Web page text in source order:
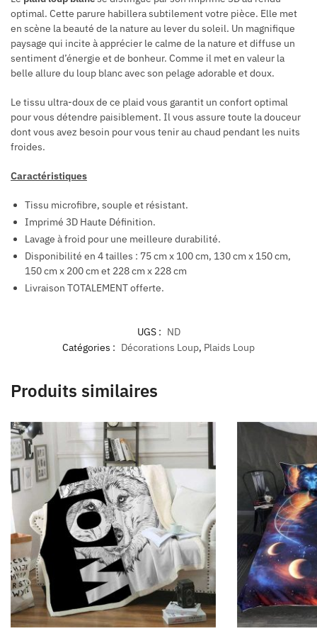
optimal. Cette parure habillera subtilement votre pièce. Elle met
en scène la beauté de la nature au lever du soleil. Un magnifique
paysage qui incite à apprécier le calme de la nature et diffuse un
sentiment d’énergie et de bonheur. Comme il met en valeur la
belle allure du loup blanc avec son pelage adorable et doux.
Le tissu ultra-doux de ce plaid vous garantit un confort optimal
pour vous détendre paisiblement. Il vous assure toute la douceur
dont vous avez besoin pour vous tenir au chaud pendant les nuits
froides.
Caractéristiques
Tissu microfibre, souple et résistant.
Imprimé 3D Haute Définition.
Lavage à froid pour une meilleure durabilité.
Disponibilité en 4 tailles : 75 cm x 100 cm, 130 cm x 150 cm,
150 cm x 200 cm et 228 cm x 228 cm
Livraison TOTALEMENT offerte.
UGS : ND
Catégories : Décorations Loup, Plaids Loup
Produits similaires